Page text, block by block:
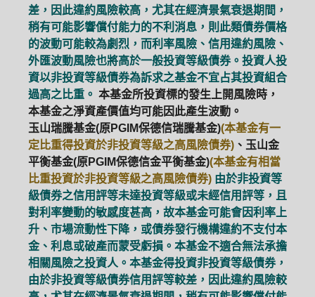
差，因此違約風險較高，尤其在經濟景氣衰退期間，
稍有可能影響償付能力的不利消息，則此類債券價格
的波動可能較為劇烈，而利率風險、信用違約風險、
外匯波動風險也將高於一般投資等級債券。投資人投
資以非投資等級債券為訴求之基金不宜占其投資組合
過高之比重。 本基金所投資標的發生上開風險時，
本基金之淨資產價值均可能因此產生波動。
玉山瑞騰基金(原PGIM保德信瑞騰基金)(本基金有一
定比重得投資於非投資等級之高風險債券) 、玉山金
平衡基金(原PGIM保德信金平衡基金)(本基金有相當
比重投資於非投資等級之高風險債券) 由於非投資等
級債券之信用評等未達投資等級或未經信用評等，且
對利率變動的敏感度甚高，故本基金可能會因利率上
升、市場流動性下降，或債券發行機構違約不支付本
金、利息或破產而蒙受虧損。本基金不適合無法承擔
相關風險之投資人。本基金得投資非投資等級債券，
由於非投資等級債券信用評等較差，因此違約風險較